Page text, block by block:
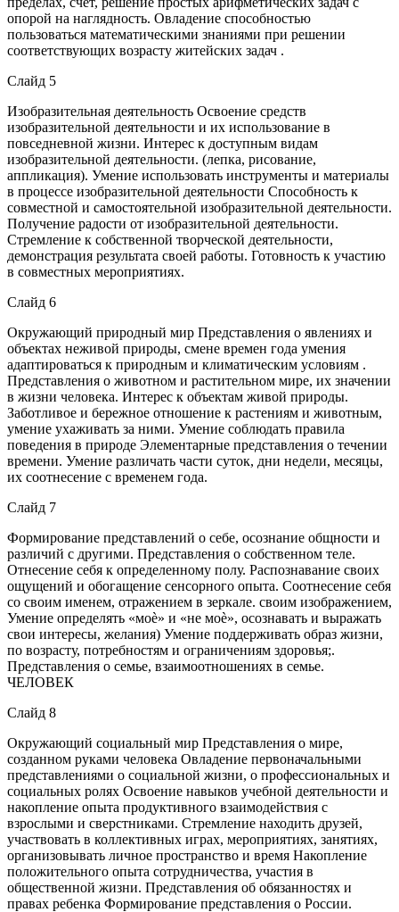
опорой на наглядность. Овладение способностью
пользоваться математическими знаниями при решении
соответствующих возрасту житейских задач .
Слайд 5
Изобразительная деятельность Освоение средств
изобразительной деятельности и их использование в
повседневной жизни. Интерес к доступным видам
изобразительной деятельности. (лепка, рисование,
аппликация). Умение использовать инструменты и материалы
в процессе изобразительной деятельности Способность к
совместной и самостоятельной изобразительной деятельности.
Получение радости от изобразительной деятельности.
Стремление к собственной творческой деятельности,
демонстрация результата своей работы. Готовность к участию
в совместных мероприятиях.
Слайд 6
Окружающий природный мир Представления о явлениях и
объектах неживой природы, смене времен года умения
адаптироваться к природным и климатическим условиям .
Представления о животном и растительном мире, их значении
в жизни человека. Интерес к объектам живой природы.
Заботливое и бережное отношение к растениям и животным,
умение ухаживать за ними. Умение соблюдать правила
поведения в природе Элементарные представления о течении
времени. Умение различать части суток, дни недели, месяцы,
их соотнесение с временем года.
Слайд 7
Формирование представлений о себе, осознание общности и
различий с другими. Представления о собственном теле.
Отнесение себя к определенному полу. Распознавание своих
ощущений и обогащение сенсорного опыта. Соотнесение себя
со своим именем, отражением в зеркале. своим изображением,
Умение определять «моѐ» и «не моѐ», осознавать и выражать
свои интересы, желания) Умение поддерживать образ жизни,
по возрасту, потребностям и ограничениям здоровья;.
Представления о семье, взаимоотношениях в семье.
ЧЕЛОВЕК
Слайд 8
Окружающий социальный мир Представления о мире,
созданном руками человека Овладение первоначальными
представлениями о социальной жизни, о профессиональных и
социальных ролях Освоение навыков учебной деятельности и
накопление опыта продуктивного взаимодействия с
взрослыми и сверстниками. Стремление находить друзей,
участвовать в коллективных играх, мероприятиях, занятиях,
организовывать личное пространство и время Накопление
положительного опыта сотрудничества, участия в
общественной жизни. Представления об обязанностях и
правах ребенка Формирование представления о России.